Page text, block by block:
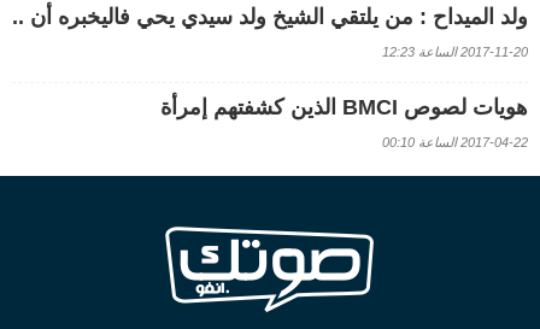
ولد الميداح : من يلتقي الشيخ ولد سيدي يحي فاليخبره أن ..
2017-11-20 الساعة 12:23
هويات لصوص BMCI الذين كشفتهم إمرأة
2017-04-22 الساعة 00:10